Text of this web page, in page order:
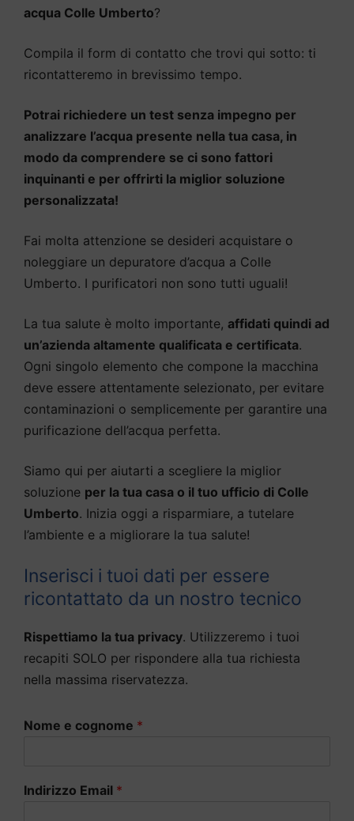
acqua Colle Umberto?
Compila il form di contatto che trovi qui sotto: ti
ricontatteremo in brevissimo tempo.
Potrai richiedere un test senza impegno per
analizzare l’acqua presente nella tua casa, in
modo da comprendere se ci sono fattori
inquinanti e per offrirti la miglior soluzione
personalizzata!
Fai molta attenzione se desideri acquistare o
noleggiare un depuratore d’acqua a Colle
Umberto. I purificatori non sono tutti uguali!
La tua salute è molto importante, affidati quindi ad
un’azienda altamente qualificata e certificata.
Ogni singolo elemento che compone la macchina
deve essere attentamente selezionato, per evitare
contaminazioni o semplicemente per garantire una
purificazione dell’acqua perfetta.
Siamo qui per aiutarti a scegliere la miglior
soluzione per la tua casa o il tuo ufficio di Colle
Umberto. Inizia oggi a risparmiare, a tutelare
l’ambiente e a migliorare la tua salute!
Inserisci i tuoi dati per essere
ricontattato da un nostro tecnico
Rispettiamo la tua privacy. Utilizzeremo i tuoi
recapiti SOLO per rispondere alla tua richiesta
nella massima riservatezza.
Nome e cognome *
Indirizzo Email *